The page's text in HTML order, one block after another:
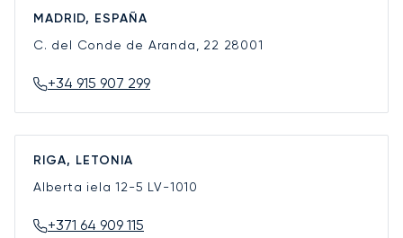
MADRID, ESPAÑA
C. del Conde de Aranda, 22 28001
+34 915 907 299
RIGA, LETONIA
Alberta iela 12-5 LV-1010
+371 64 909 115